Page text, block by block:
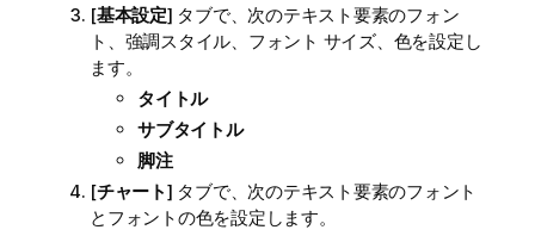
[基本設定] タブで、次のテキスト要素のフォン
ト、強調スタイル、フォント サイズ、色を設定し
ます。
タイトル
サブタイトル
脚注
[チャート] タブで、次のテキスト要素のフォント
とフォントの色を設定します。